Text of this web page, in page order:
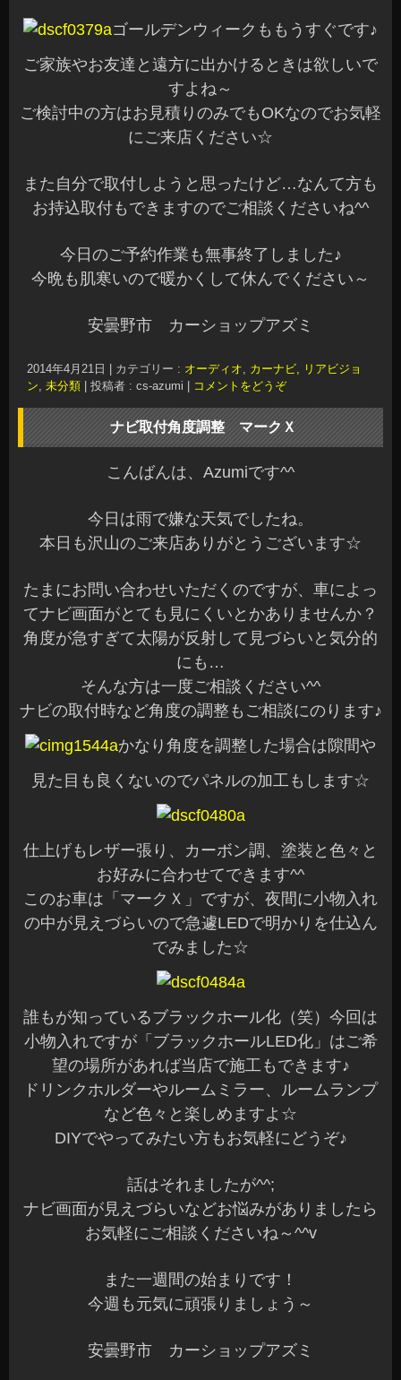
ゴールデンウィークももうすぐです♪
ご家族やお友達と遠方に出かけるときは欲しいで
すよね～
ご検討中の方はお見積りのみでもOKなのでお気軽
にご来店ください☆
また自分で取付しようと思ったけど…なんて方も
お持込取付もできますのでご相談くださいね^^
今日のご予約作業も無事終了しました♪
今晩も肌寒いので暖かくして休んでください～
安曇野市 カーショップアズミ
2014年4月21日 カテゴリー : オーディオ, カーナビ, リアビジョ
ン, 未分類 投稿者 : cs-azumi コメントをどうぞ
ナビ取付角度調整 マークＸ
こんばんは、Azumiです^^
今日は雨で嫌な天気でしたね。
本日も沢山のご来店ありがとうございます☆
たまにお問い合わせいただくのですが、車によっ
てナビ画面がとても見にくいとかありませんか？
角度が急すぎて太陽が反射して見づらいと気分的
にも…
そんな方は一度ご相談ください^^
ナビの取付時など角度の調整もご相談にのります♪
かなり角度を調整した場合は隙間や
見た目も良くないのでパネルの加工もします☆
仕上げもレザー張り、カーボン調、塗装と色々と
お好みに合わせてできます^^
このお車は「マークＸ」ですが、夜間に小物入れ
の中が見えづらいので急遽LEDで明かりを仕込ん
でみました☆
誰もが知っているブラックホール化（笑）今回は
小物入れですが「ブラックホールLED化」はご希
望の場所があれば当店で施工もできます♪
ドリンクホルダーやルームミラー、ルームランプ
など色々と楽しめますよ☆
DIYでやってみたい方もお気軽にどうぞ♪
話はそれましたが^^;
ナビ画面が見えづらいなどお悩みがありましたら
お気軽にご相談くださいね～^^v
また一週間の始まりです！
今週も元気に頑張りましょう～
安曇野市 カーショップアズミ